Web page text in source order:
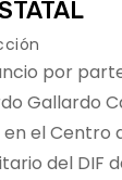
por
Gallardo
el Centro
del DIF